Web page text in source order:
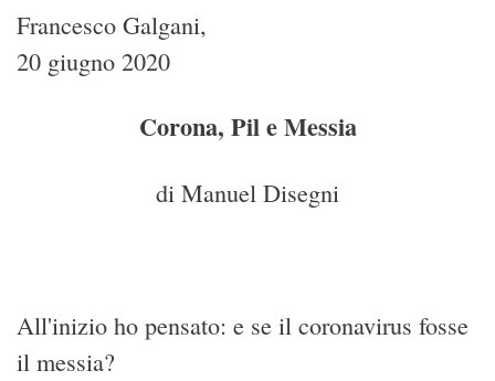
Francesco Galgani,
20 giugno 2020
Corona, Pil e Messia
di Manuel Disegni
All'inizio ho pensato: e se il coronavirus fosse
il messia?